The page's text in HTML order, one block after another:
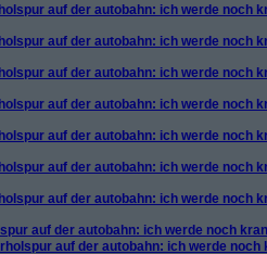
auf der autobahn: ich werde noch
auf der autobahn: ich werde noch
auf der autobahn: ich werde noch
auf der autobahn: ich werde noch
auf der autobahn: ich werde noch
auf der autobahn: ich werde noch
auf der autobahn: ich werde noch
auf der autobahn: ich werde noch
auf der autobahn: ich werde noch